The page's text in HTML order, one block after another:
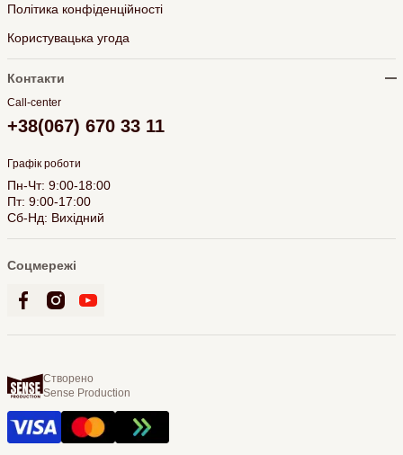
Політика конфіденційності
Користувацька угода
Контакти
Call-center
+38(067) 670 33 11
Графік роботи
Пн-Чт: 9:00-18:00
Пт: 9:00-17:00
Сб-Нд: Вихідний
Соцмережі
Створено
Sense Production